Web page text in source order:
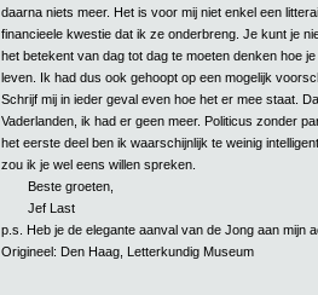
daarna niets meer. Het is voor mij niet enkel een
financieele kwestie dat ik ze onderbreng. Je kunt je
het betekent van dag tot dag te moeten denken hoe
leven. Ik had dus ook gehoopt op een mogelijk
Schrijf mij in ieder geval even hoe het er mee staat.
Vaderlanden, ik had er geen meer. Politicus zonder
het eerste deel ben ik waarschijnlijk te weinig
zou ik je wel eens willen spreken.
Beste groeten,
Jef Last
p.s. Heb je de elegante aanval van de Jong aan mijn
Origineel: Den Haag, Letterkundig Museum